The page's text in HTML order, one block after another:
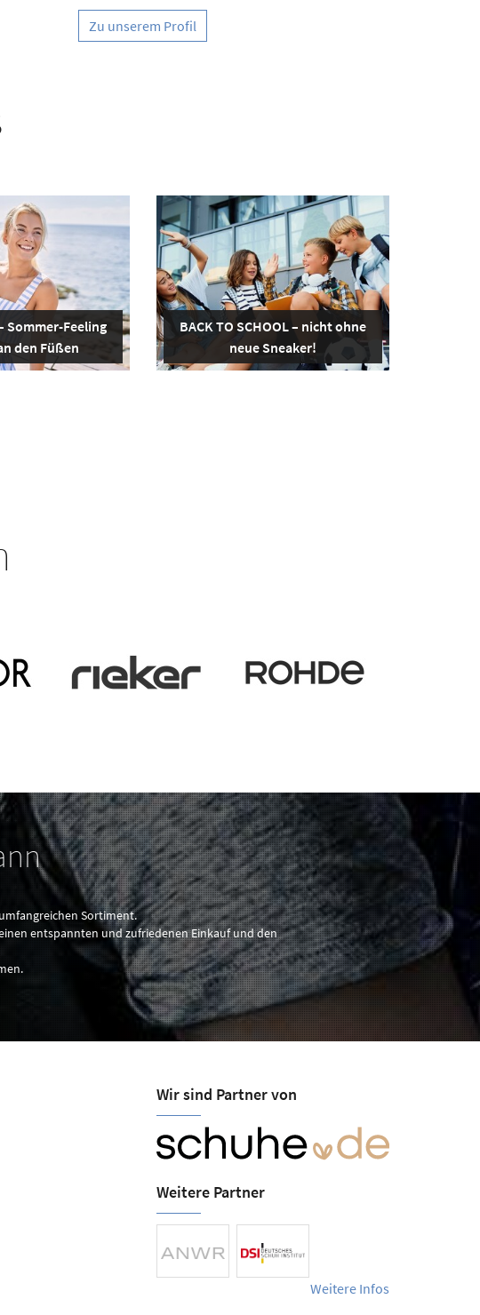
Zu unserem Profil
Sommer-Feeling
den Füßen
BACK TO SCHOOL – nicht ohne
neue Sneaker!
Sortiment.
entspannten und zufriedenen Einkauf und den
Wir sind Partner von
Weitere Partner
Weitere Infos